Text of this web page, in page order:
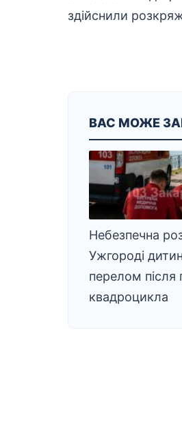
здійснили
ВАС МОЖЕ
Небезпечна
Ужгороді
перелом після
квадроцикла